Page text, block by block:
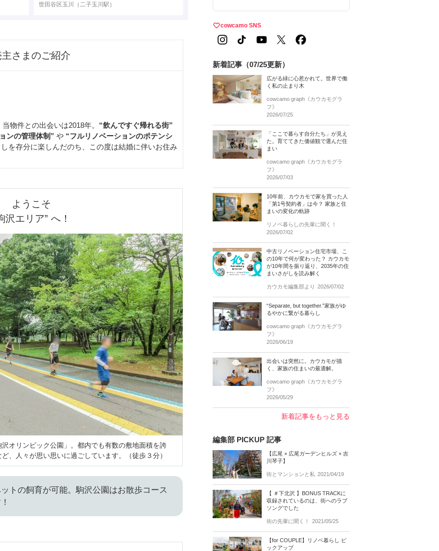
世田谷区玉川
（二子玉川駅）
さまのご紹介
物件との出会いは2018年。 “飲んですぐ帰れる街”
ンの管理体制” や “フルリノベーションのポテンシ
を存分に楽しんだのち、この度は結婚に伴いお住み
ようこそ
沢エリア” へ！
オリンピック公園」。都内でも有数の敷地面積を誇
、人々が思い思いに過ごしています。（徒歩３分）
トの飼育が可能。駒沢公園はお散歩コース
cowcamo SNS
新着記事（07/25更新）
広がる緑に心惹かれて。世界で働
く私の止まり木
cowcamo graph《カウカモグラ
フ》
2026/07/25
「ここで暮らす自分たち」が見え
た。育ててきた価値観で選んだ住
まい
cowcamo graph《カウカモグラ
フ》
2026/07/03
10年前、カウカモで家を買った人
「第1号契約者」は今？ 家族と住
まいの変化の軌跡
リノベ暮らしの先輩に聞く！
2026/07/02
中古リノベーション住宅市場、こ
の10年で何が変わった？ カウカモ
が10年間を振り返り、2035年の住
まいさがしを読み解く
カウカモ編集部より 2026/07/02
“Separate, but together.”家族がゆ
るやかに繋がる暮らし
cowcamo graph《カウカモグラ
フ》
2026/06/19
出会いは突然に。カウカモが描
く、家族の住まいの最適解。
cowcamo graph《カウカモグラ
フ》
2026/05/29
新着記事をもっと見る
編集部 PICKUP 記事
【広尾 × 広尾ガーデンヒルズ × 吉
川琴子】
街とマンションと私 2021/04/19
【 ＃下北沢 】BONUS TRACKに
収録されているのは、街へのラブ
ソングでした
街の先輩に聞く！ 2021/05/25
【for COUPLE】リノベ暮らし ピ
ックアップ